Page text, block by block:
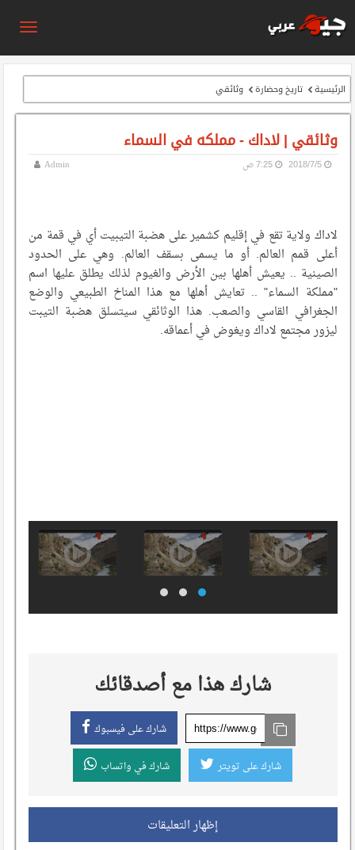
الرئيسية تاريخ وحضارة وثائقي
وثائقي | لاداك - مملكه في السماء
Admin 5‏/7‏/2018 7:25 ص
لاداك ولاية تقع في إقليم كشمير على هضبة التيبيت أي في قمة من
أعلى قمم العالم. أو ما يسمى بسقف العالم. وهي على الحدود
الصينية .. يعيش أهلها بين الأرض والغيوم لذلك يطلق عليها اسم
"مملكة السماء" .. تعايش أهلها مع هذا المناخ الطبيعي والوضع
الجغرافي القاسي والصعب. هذا الوثائقي سيتسلق هضبة التيبت
ليزور مجتمع لاداك ويغوض في أعماقه.
شارك هذا مع أصدقائك
شارك على فيسبوك
شارك على تويتر شارك في واتساب
إظهار التعليقات